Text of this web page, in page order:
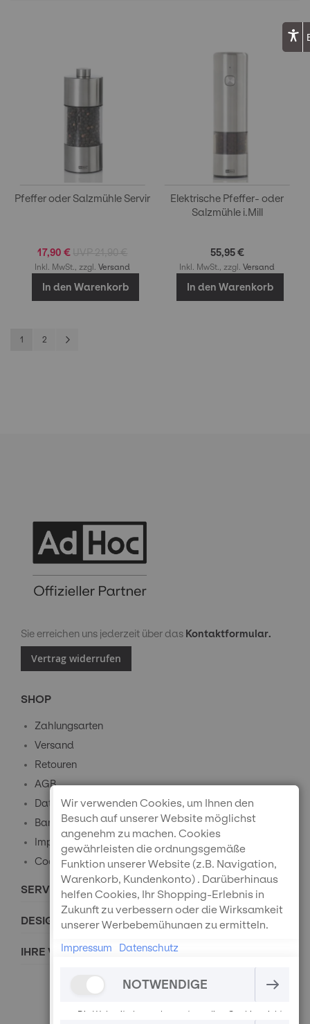
Pfeffer oder Salzmühle Servir
17,90 €
Inkl. MwSt., zzgl.Versand
In den Warenkorb
Elektrische Pfeffer- oder
Salzmühle i.Mill
55,95 €
Inkl. MwSt., zzgl.Versand
In den Warenkorb
Seite
Sie lesen gerade Seite
1 Seite
2
Sie erreichen uns jederzeit über das Kontaktformular.
Vertrag widerrufen
SHOP
Zahlungsarten
Versand
Retouren
AGB
Datenschutz
Barrierefreiheitserklärung
Impressum
Cookie-Einstellungen
SERVICE
DESIGNPREISE
IHRE VORTEILE
Wir verwenden Cookies, um Ihnen den
Besuch auf unserer Website möglichst
angenehm zu machen. Cookies
gewährleisten die ordnungsgemäße
Funktion unserer Website (z.B. Navigation,
Warenkorb, Kundenkonto) . Darüberhinaus
helfen Cookies, Ihr Shopping-Erlebnis in
Zukunft zu verbessern oder die Wirksamkeit
unserer Werbebemühungen zu ermitteln.
und Tracking mittels Google Analytics
besser verstehen, wie unsere Seite genutzt
Impressum Datenschutz
NOTWENDIGE
Die Webseite kann ohne notwendige Cookies nicht